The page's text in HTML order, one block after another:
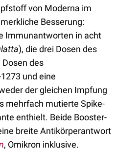
von Moderna im
Besserung:
Immunantworten in acht
), die drei Dosen des
des
und eine
der gleichen Impfung
mehrfach mutierte Spike-
enthielt. Beide Booster-
breite Antikörperantwort
, Omikron inklusive.